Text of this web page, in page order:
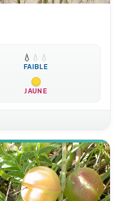
💧 💧 💧
FAIBLE
JAUNE